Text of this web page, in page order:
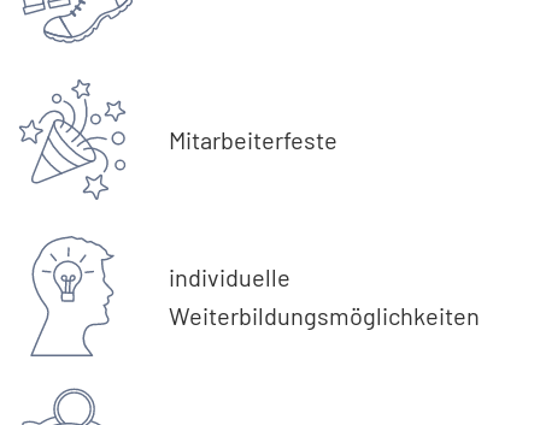
Mitarbeiterfeste
individuelle
Weiterbildungsmöglichkeiten